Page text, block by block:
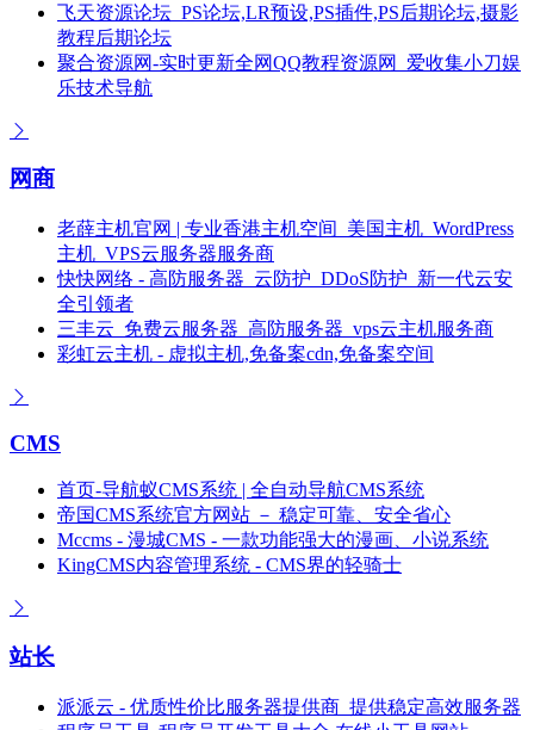
飞天资源论坛_PS论坛,LR预设,PS插件,PS后期论坛,摄影
教程后期论坛
聚合资源网-实时更新全网QQ教程资源网_爱收集小刀娱
乐技术导航
网商
老薛主机官网 | 专业香港主机空间_美国主机_WordPress
主机_VPS云服务器服务商
快快网络 - 高防服务器_云防护_DDoS防护_新一代云安
全引领者
三丰云_免费云服务器_高防服务器_vps云主机服务商
彩虹云主机 - 虚拟主机,免备案cdn,免备案空间
CMS
首页-导航蚁CMS系统 | 全自动导航CMS系统
帝国CMS系统官方网站 － 稳定可靠、安全省心
Mccms - 漫城CMS - 一款功能强大的漫画、小说系统
KingCMS内容管理系统 - CMS界的轻骑士
站长
派派云 - 优质性价比服务器提供商_提供稳定高效服务器